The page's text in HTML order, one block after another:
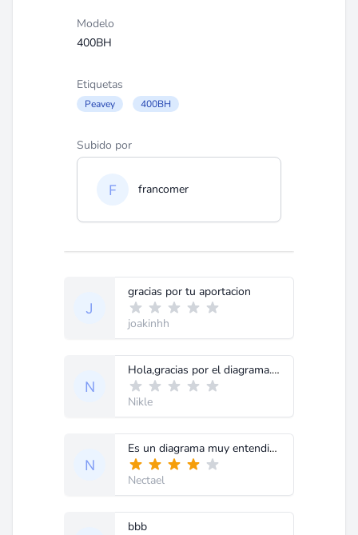
Modelo
400BH
Etiquetas
Peavey 400BH
Subido por
francomer
gracias por tu aportacion
joakinhh
Hola,gracias por el diagrama...y pues tengo una inquietud si alguien me la puede resolver. Estoy reparando un Peavey 400BH, queria saber por qué referencia puedo cambiar los condesadores ceramicos que estan en la placa de los transistores. En el diagrama aparece como C24 .005 1Kv; y en el condensador dice 502. Los averigue pero no los consegui. Tengo unos de 5,6pF, me sirven?. Gracias
Nikle
Es un diagrama muy entendible y me ha servido mucho pero necesito el diagrama del y manual del master de este mismo modelo
Nectael
bbb